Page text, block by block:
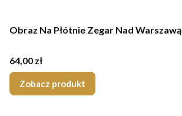
Obraz Na Płótnie Zegar Nad Warszawą
Cena
64,00 zł
Zobacz produkt